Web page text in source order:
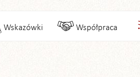
Wskazówki Współpraca